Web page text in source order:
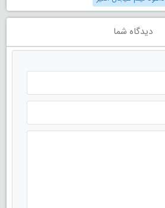
دیدگاه شما